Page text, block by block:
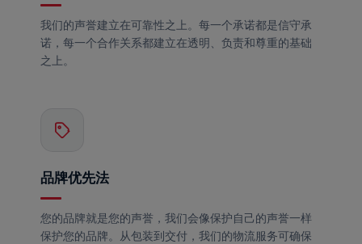
我们的声誉建立在可靠性之上。每一个承诺都是信守承
诺，每一个合作关系都建立在透明、负责和尊重的基础
之上。
品牌优先法
您的品牌就是您的声誉，我们会像保护自己的声誉一样
保护您的品牌。从包装到交付，我们的物流服务可确保